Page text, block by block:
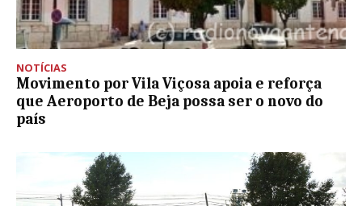
NOTÍCIAS
Movimento por Vila Viçosa apoia e reforça
que Aeroporto de Beja possa ser o novo do
país